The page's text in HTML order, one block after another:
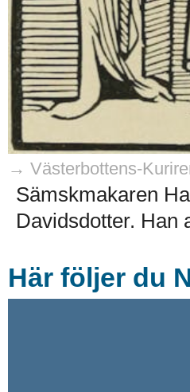
→ Västerbottens-
Sämskmakaren
Davidsdotter. Han
Här följer du